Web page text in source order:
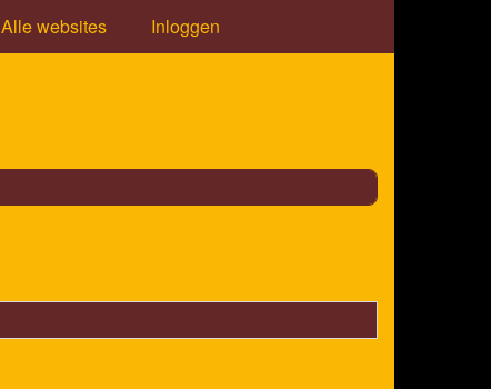
Alle websites Inloggen